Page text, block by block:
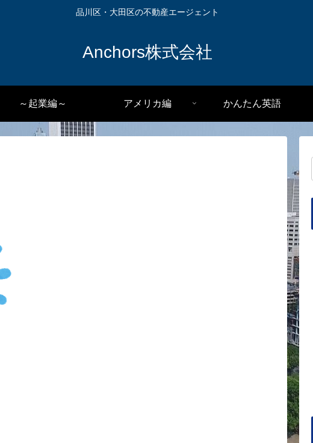
品川区・大田区の不動産エージェント
Anchors株式会社
～起業編～ アメリカ編 かんたん英語